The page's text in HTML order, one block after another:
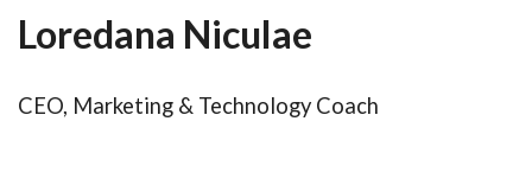
Loredana Niculae
CEO, Marketing & Technology Coach